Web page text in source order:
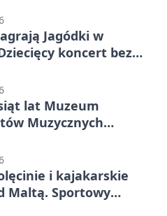
Jagódki w
koncert bez
lat Muzeum
Muzycznych
i kajakarskie
Maltą. Sportowy